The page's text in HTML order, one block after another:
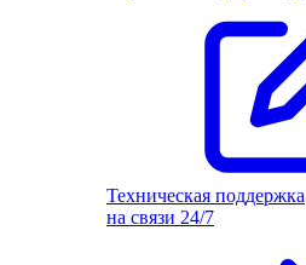
Техническая поддержка
на связи 24/7